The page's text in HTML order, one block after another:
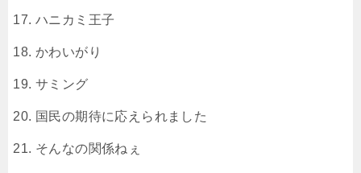
ハニカミ王子
かわいがり
サミング
国民の期待に応えられました
そんなの関係ねぇ